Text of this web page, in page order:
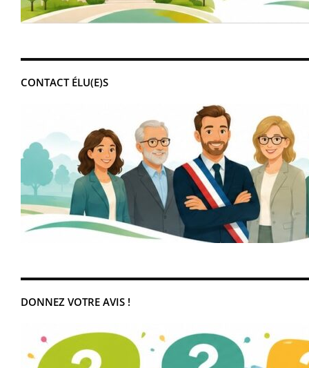
CONTACT ÉLU(E)S
DONNEZ VOTRE AVIS !